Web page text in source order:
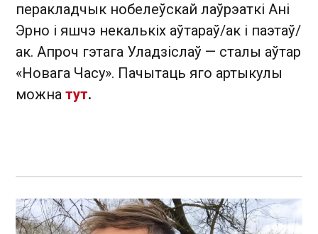
перакладчык нобелеўскай лаўрэаткі Ані
Эрно і яшчэ некалькіх аўтараў/ак і паэтаў/
ак. Апроч гэтага Уладзіслаў — сталы аўтар
«Новага Часу». Пачытаць яго артыкулы
можна тут.